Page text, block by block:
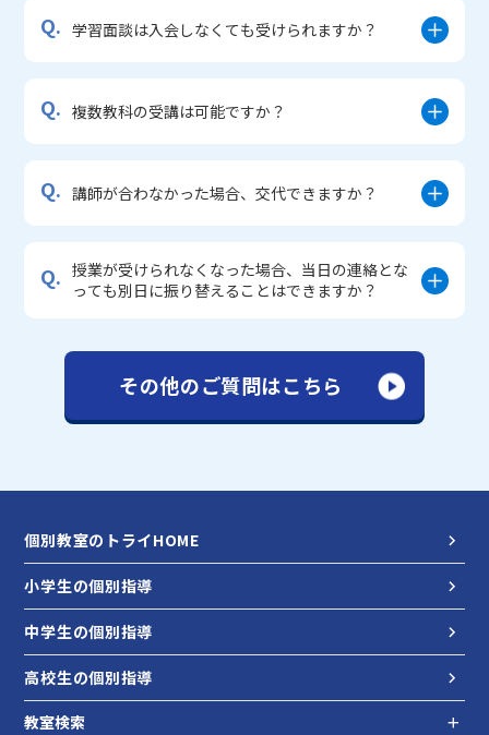
Q. 学習面談は入会しなくても受けられますか？
Q. 複数教科の受講は可能ですか？
Q. 講師が合わなかった場合、交代できますか？
Q. 授業が受けられなくなった場合、当日の連絡とな
っても別日に振り替えることはできますか？
その他のご質問はこちら
個別教室のトライHOME
小学生の個別指導
中学生の個別指導
高校生の個別指導
教室検索